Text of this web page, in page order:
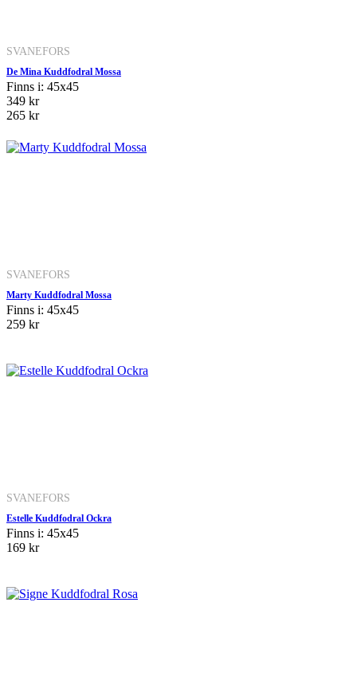
SVANEFORS
De Mina Kuddfodral Mossa
Finns i: 45x45
349 kr
265 kr
SVANEFORS
Marty Kuddfodral Mossa
Finns i: 45x45
259 kr
SVANEFORS
Estelle Kuddfodral Ockra
Finns i: 45x45
169 kr